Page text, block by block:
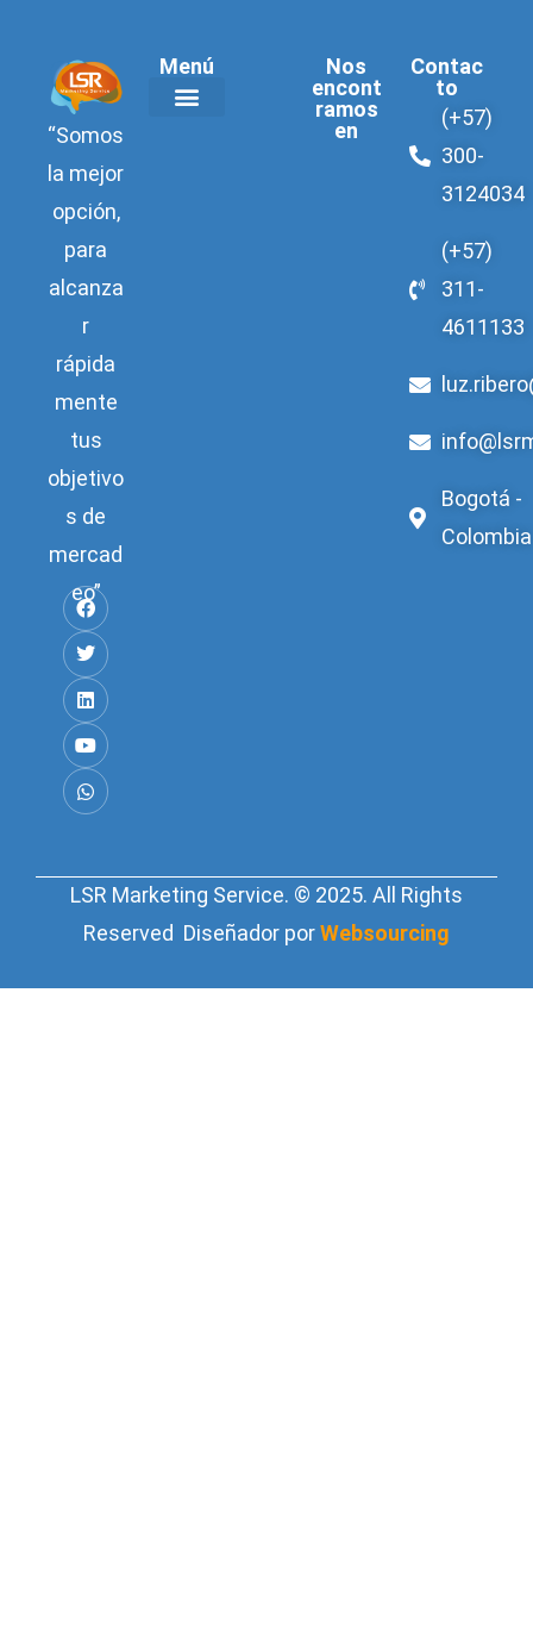
“Somos
la mejor
opción,
para
alcanza
r
rápida
mente
tus
objetivo
s de
mercad
eo”
Menú
Nos
encont
ramos
en
Contac
to
(+57)
300-
3124034
(+57)
311-
4611133
Bogotá -
Colombia
LSR Marketing Service. © 2025. All Rights
Reserved Diseñador porWebsourcing